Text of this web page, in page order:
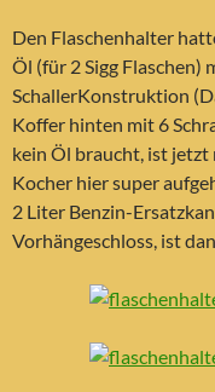
Den Flaschenhalter
Öl (für 2 Sigg
SchallerKonstruktion
Koffer hinten mit 6
kein Öl braucht, ist jetzt
Kocher hier super
2 Liter Benzin-
Vorhängeschloss, ist